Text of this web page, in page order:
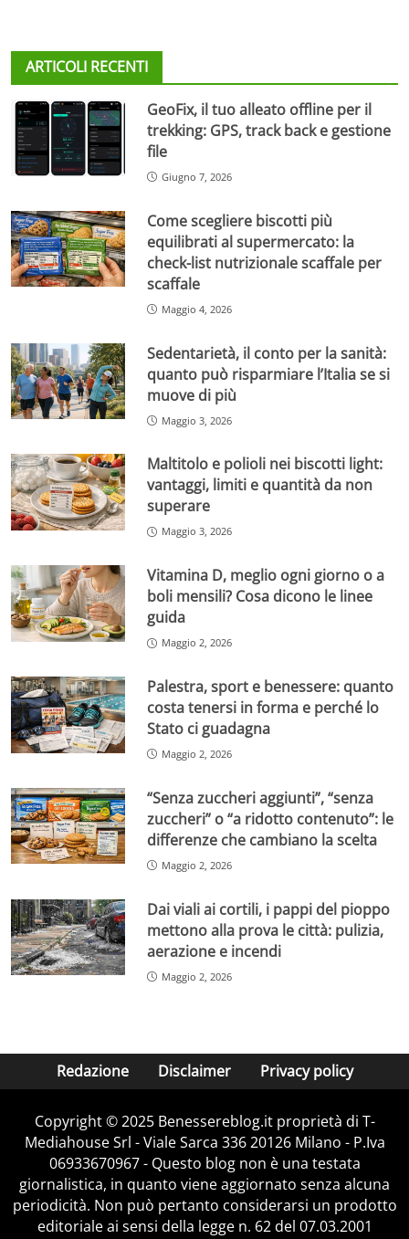
ARTICOLI RECENTI
GeoFix, il tuo alleato offline per il
trekking: GPS, track back e gestione
file
Giugno 7, 2026
Come scegliere biscotti più
equilibrati al supermercato: la
check-list nutrizionale scaffale per
scaffale
Maggio 4, 2026
Sedentarietà, il conto per la sanità:
quanto può risparmiare l’Italia se si
muove di più
Maggio 3, 2026
Maltitolo e polioli nei biscotti light:
vantaggi, limiti e quantità da non
superare
Maggio 3, 2026
Vitamina D, meglio ogni giorno o a
boli mensili? Cosa dicono le linee
guida
Maggio 2, 2026
Palestra, sport e benessere: quanto
costa tenersi in forma e perché lo
Stato ci guadagna
Maggio 2, 2026
“Senza zuccheri aggiunti”, “senza
zuccheri” o “a ridotto contenuto”: le
differenze che cambiano la scelta
Maggio 2, 2026
Dai viali ai cortili, i pappi del pioppo
mettono alla prova le città: pulizia,
aerazione e incendi
Maggio 2, 2026
Redazione Disclaimer Privacy policy
Copyright © 2025 Benessereblog.it proprietà di T-
Mediahouse Srl - Viale Sarca 336 20126 Milano - P.Iva
06933670967 - Questo blog non è una testata
giornalistica, in quanto viene aggiornato senza alcuna
periodicità. Non può pertanto considerarsi un prodotto
editoriale ai sensi della legge n. 62 del 07.03.2001